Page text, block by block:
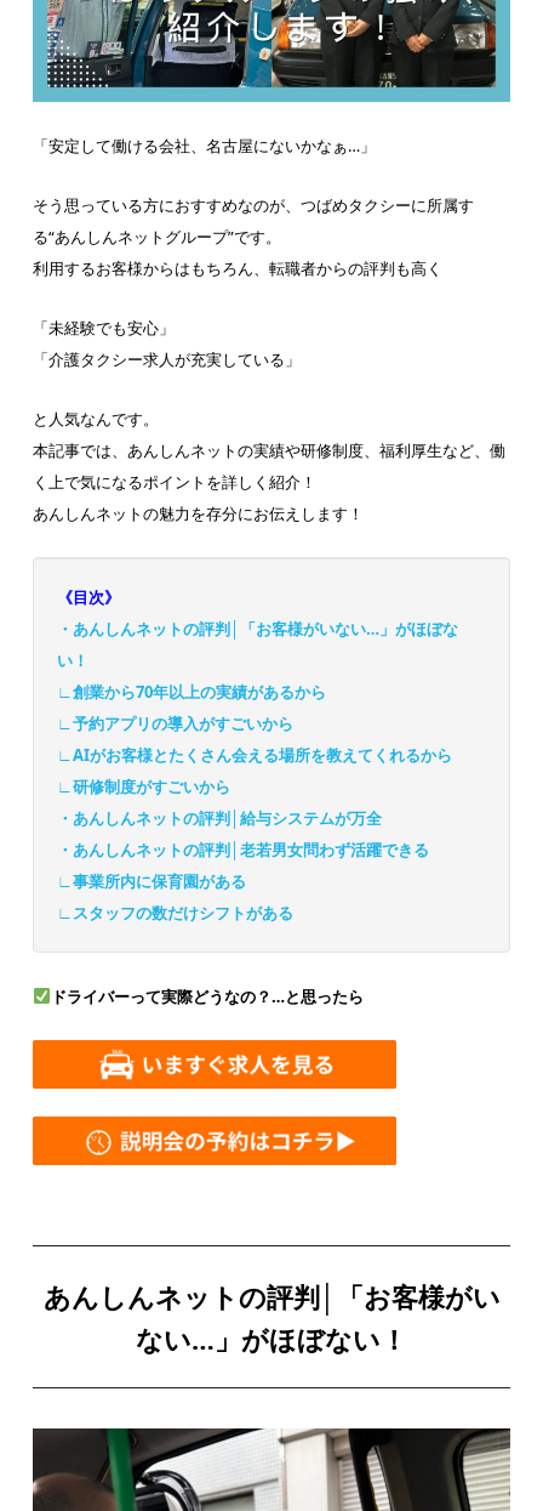
「安定して働ける会社、名古屋にないかなぁ…」
そう思っている方におすすめなのが、つばめタクシーに所属す
る“あんしんネットグループ”です。
利用するお客様からはもちろん、転職者からの評判も高く
「未経験でも安心」
「介護タクシー求人が充実している」
と人気なんです。
本記事では、あんしんネットの実績や研修制度、福利厚生など、働
く上で気になるポイントを詳しく紹介！
あんしんネットの魅力を存分にお伝えします！
《目次》
・あんしんネットの評判│「お客様がいない…」がほぼな
い！
∟創業から70年以上の実績があるから
∟予約アプリの導入がすごいから
∟AIがお客様とたくさん会える場所を教えてくれるから
∟研修制度がすごいから
・あんしんネットの評判│給与システムが万全
・あんしんネットの評判│老若男女問わず活躍できる
∟事業所内に保育園がある
∟スタッフの数だけシフトがある
ドライバーって実際どうなの？…と思ったら
あんしんネットの評判│「お客様がい
ない…」がほぼない！